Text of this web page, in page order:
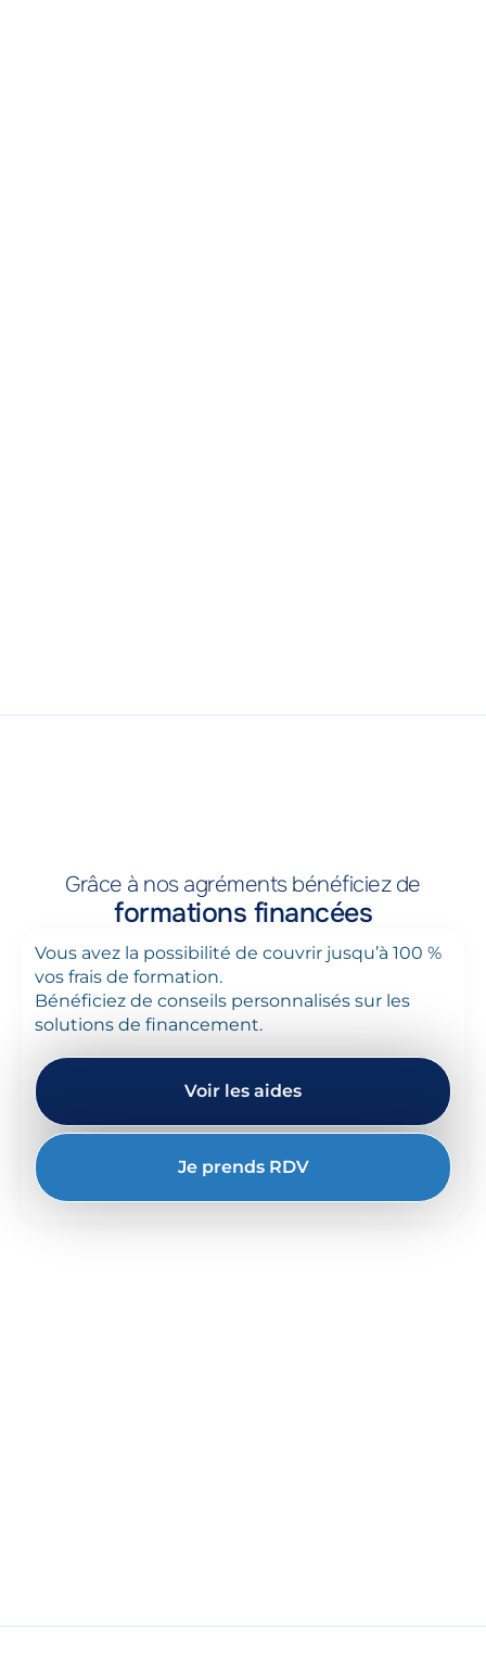
Grâce à nos agréments bénéficiez de
formations financées
Vous avez la possibilité de couvrir jusqu’à 100 %
vos frais de formation.
Bénéficiez de conseils personnalisés sur les
solutions de financement.
Voir les aides
Je prends RDV